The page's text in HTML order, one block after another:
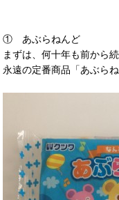
① あぶらねんど
まずは、何十年も前から続
永遠の定番商品「あぶらね